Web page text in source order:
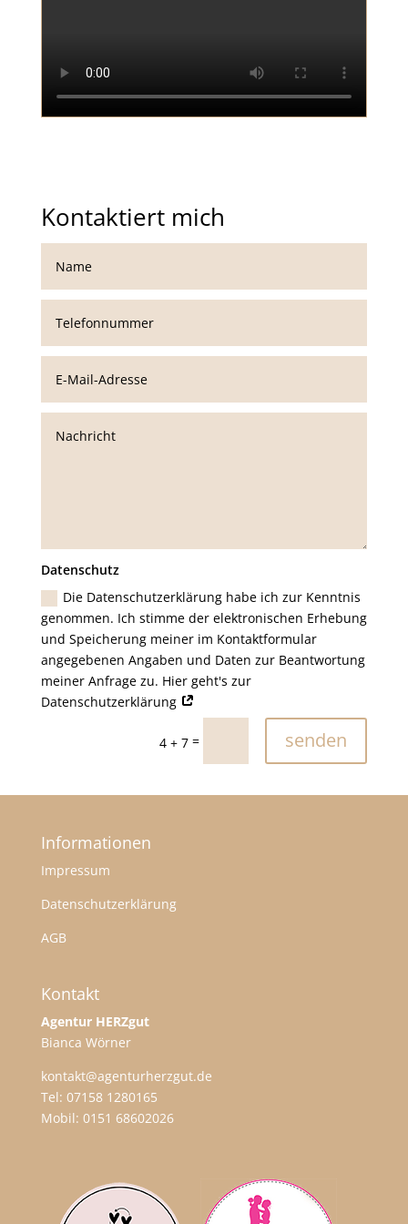
Kontaktiert mich
Datenschutz
Die Datenschutzerklärung habe ich zur Kenntnis
genommen. Ich stimme der elektronischen Erhebung
und Speicherung meiner im Kontaktformular
angegebenen Angaben und Daten zur Beantwortung
meiner Anfrage zu. Hier geht's zur
Datenschutzerklärung
4 + 7 = senden
Informationen
Impressum
Datenschutzerklärung
AGB
Kontakt
Agentur HERZgut
Bianca Wörner
kontakt@agenturherzgut.de
Tel: 07158 1280165
Mobil: 0151 68602026